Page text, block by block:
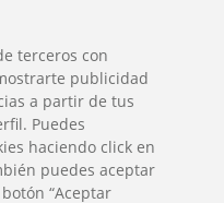
DESCARGAS
Catálogos Jolas
terceros con
publicidad
a partir de tus
Puedes
haciendo click en
puedes aceptar
“Aceptar